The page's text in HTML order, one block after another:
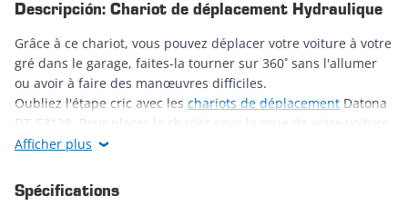
Descripción: Chariot de déplacement Hydraulique
Grâce à ce chariot, vous pouvez déplacer votre voiture à votre
gré dans le garage, faites-la tourner sur 360˚ sans l'allumer
ou avoir à faire des manœuvres difficiles.
Oubliez l'étape cric avec les chariots de déplacement Datona
DT-53128. Pour placer le chariot sous la roue de votre voiture,
il vous suffit d'écarter suffisamment les bras du chariot pour
activez le système hydraulique à l'aide de la
Afficher plus
Spécifications